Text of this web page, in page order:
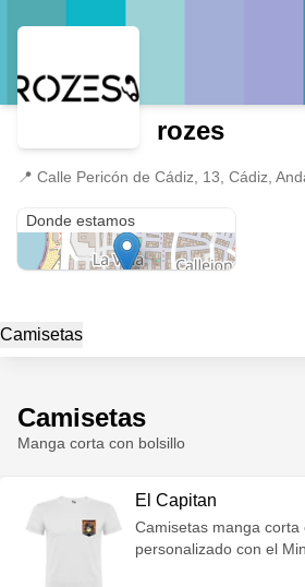
rozes
📍 Calle Pericón de Cádiz, 13, Cádiz,
Donde estamos
Camisetas
Camisetas
Manga corta con bolsillo
El Capitan
Camisetas manga corta
personalizado con el